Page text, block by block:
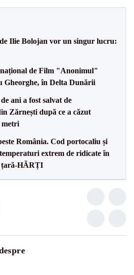
Ilie Bolojan vor un singur lucru:
de Film "Anonimul"
Gheorghe, în Delta Dunării
ani a fost salvat de
Zărnești după ce a căzut
metri
România. Cod portocaliu și
extrem de ridicate în
țară-HĂRȚI